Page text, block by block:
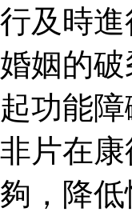
行及時
婚姻的
起功能
非片在
夠，降